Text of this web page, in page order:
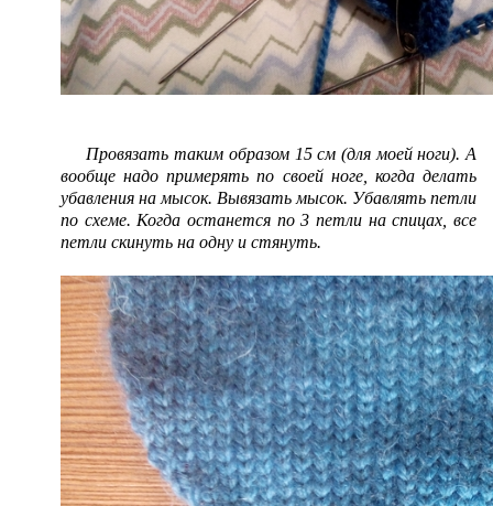
Провязать таким образом 15 см (для моей ноги). А
вообще надо примерять по своей ноге, когда делать
убавления на мысок. Вывязать мысок. Убавлять петли
по схеме. Когда останется по 3 петли на спицах, все
петли скинуть на одну и стянуть.